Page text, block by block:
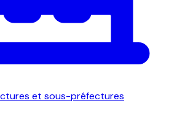
et sous-préfectures